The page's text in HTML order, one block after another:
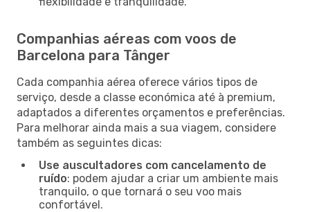
Companhias aéreas com voos de
Barcelona para Tânger
Cada companhia aérea oferece vários tipos de
serviço, desde a classe económica até à premium,
adaptados a diferentes orçamentos e preferências.
Para melhorar ainda mais a sua viagem, considere
também as seguintes dicas:
Use auscultadores com cancelamento de
ruído: podem ajudar a criar um ambiente mais
tranquilo, o que tornará o seu voo mais
confortável.